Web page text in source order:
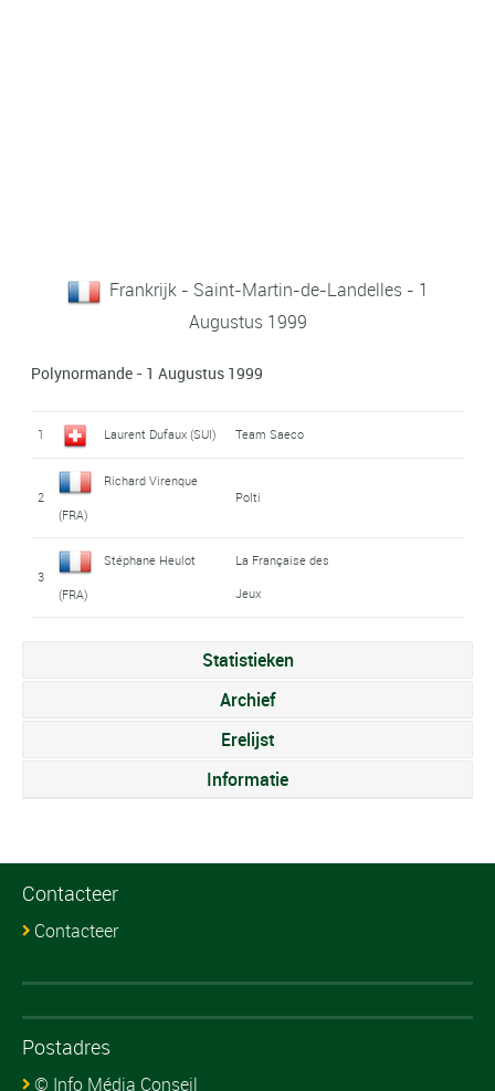
Frankrijk - Saint-Martin-de-Landelles - 1
Augustus 1999
Polynormande - 1 Augustus 1999
1 Laurent Dufaux (SUI) Team Saeco
2
Richard Virenque
(FRA)
Polti
3
Stéphane Heulot
(FRA)
La Française des
Jeux
Statistieken
Archief
Erelijst
Informatie
Contacteer
Contacteer
Postadres
© Info Média Conseil